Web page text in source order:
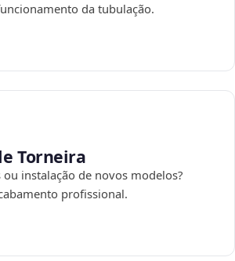
da tubulação.
Torneira
instalação de novos modelos?
profissional.